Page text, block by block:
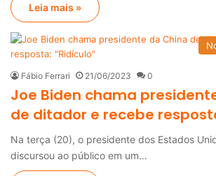
Leia mais »
Fábio Ferrari 21/06/2023 0
Joe Biden chama
de ditador e recebe
Na terça (20), o presidente dos Estados
discursou ao público em um…